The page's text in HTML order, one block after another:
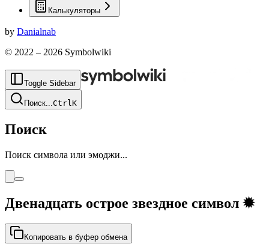
Калькуляторы
by Danialnab
© 2022 – 2026 Symbolwiki
Toggle Sidebar
Поиск...CtrlK
Поиск
Поиск символа или эмоджи...
Двенадцать острое звездное символ ✹
Копировать в буфер обмена